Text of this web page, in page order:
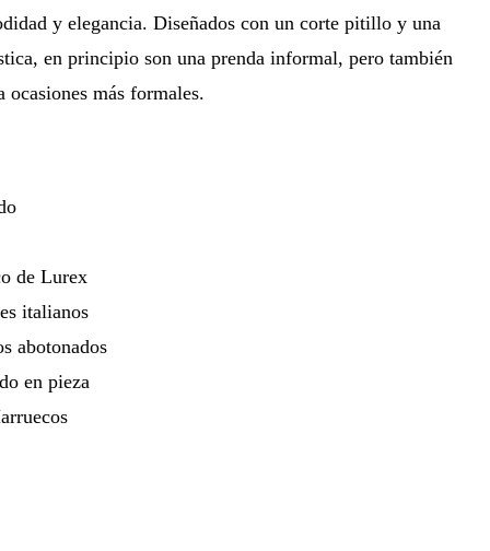
y elegancia. Diseñados con un corte pitillo y una
en principio son una prenda informal, pero también
ocasiones más formales.
de Lurex
italianos
abotonados
en pieza